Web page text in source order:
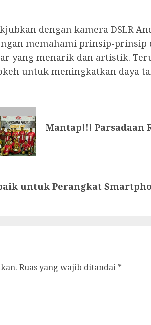
dengan kamera DSLR
memahami prinsip-
yang menarik dan artistik.
untuk meningkatkan daya
Mantap!!! Parsadaan
untuk Perangkat
Ruas yang wajib ditandai *